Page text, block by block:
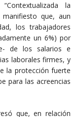
la
que, aun
los trabajadores
un 6%) por
de los salarios e
laborales firmes, y
la protección fuerte
para las acreencias
que, en relación